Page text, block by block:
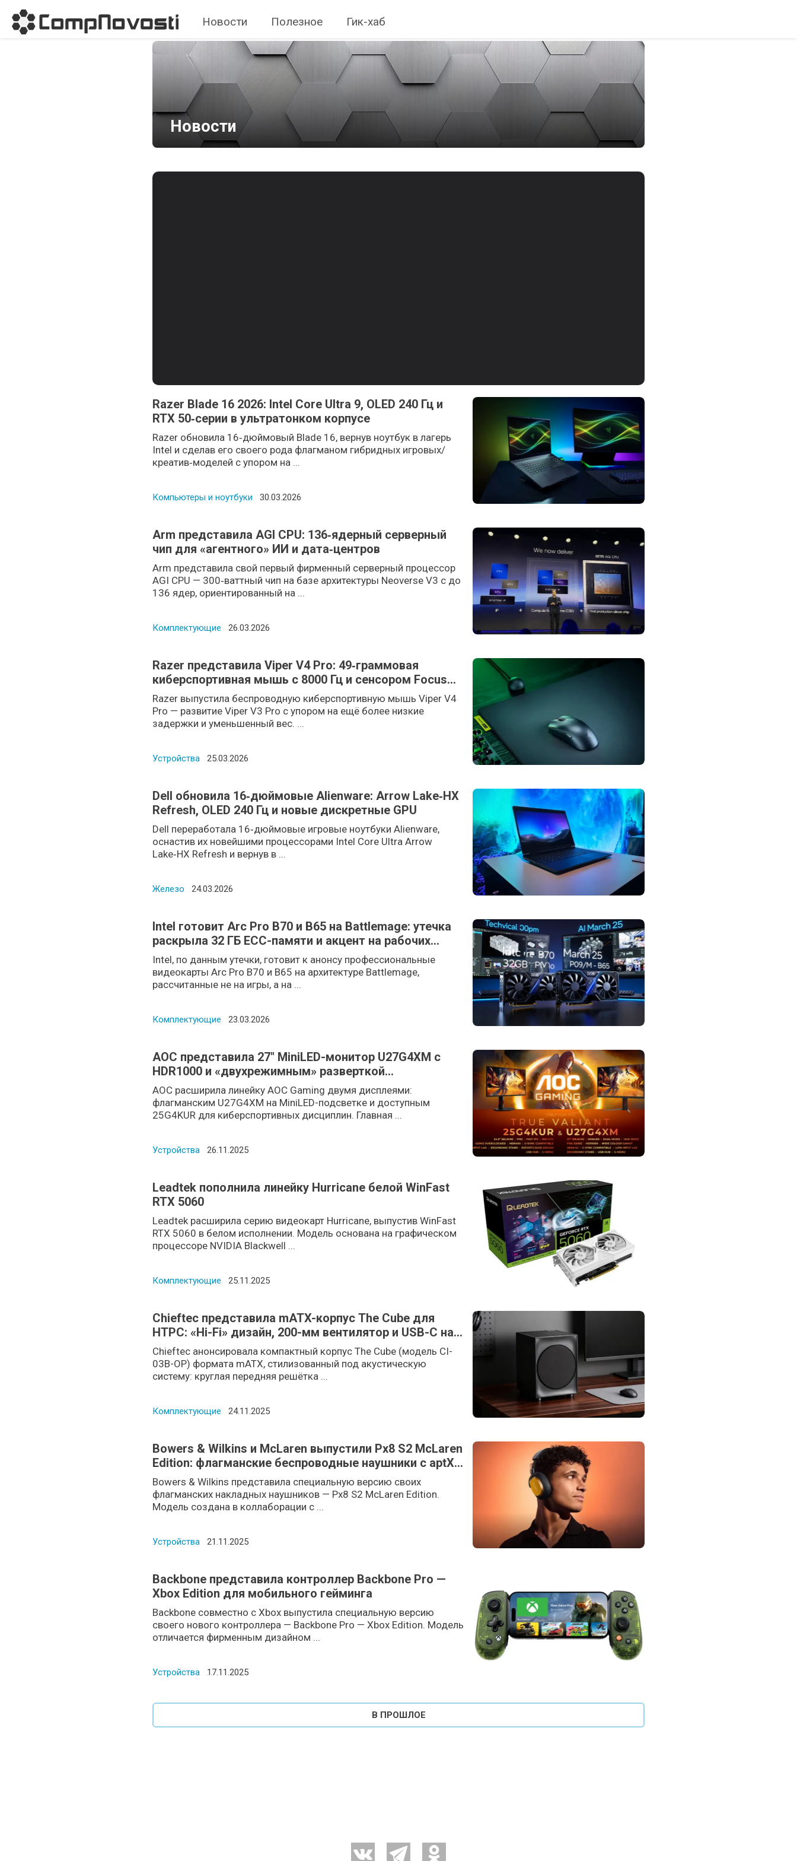
Новости Полезное Гик-хаб
Новости
Razer Blade 16 2026: Intel Core Ultra 9, OLED 240 Гц и
RTX 50‑серии в ультратонком корпусе
Razer обновила 16‑дюймовый Blade 16, вернув ноутбук в лагерь
Intel и сделав его своего рода флагманом гибридных игровых/
креатив‑моделей с упором на ...
Компьютеры и ноутбуки Posted on
30.03.2026
Arm представила AGI CPU: 136‑ядерный серверный
чип для «агентного» ИИ и дата‑центров
Arm представила свой первый фирменный серверный процессор
AGI CPU — 300‑ваттный чип на базе архитектуры Neoverse V3 с до
136 ядер, ориентированный на ...
Комплектующие Posted on
26.03.2026
Razer представила Viper V4 Pro: 49‑граммовая
киберспортивная мышь с 8000 Гц и сенсором Focus
Pro 50K
Razer выпустила беспроводную киберспортивную мышь Viper V4
Pro — развитие Viper V3 Pro с упором на ещё более низкие
задержки и уменьшенный вес. ...
Устройства Posted on
25.03.2026
Dell обновила 16‑дюймовые Alienware: Arrow Lake‑HX
Refresh, OLED 240 Гц и новые дискретные GPU
Dell переработала 16‑дюймовые игровые ноутбуки Alienware,
оснастив их новейшими процессорами Intel Core Ultra Arrow
Lake‑HX Refresh и вернув в ...
Железо Posted on
24.03.2026
Intel готовит Arc Pro B70 и B65 на Battlemage: утечка
раскрыла 32 ГБ ECC-памяти и акцент на рабочих
задачах
Intel, по данным утечки, готовит к анонсу профессиональные
видеокарты Arc Pro B70 и B65 на архитектуре Battlemage,
рассчитанные не на игры, а на ...
Комплектующие Posted on
23.03.2026
AOC представила 27″ MiniLED-монитор U27G4XM с
HDR1000 и «двухрежимным» разверткой
4K160/1080p320, а также 24.5″ eSports-модель
25G4KUR на 420 Гц
AOC расширила линейку AOC Gaming двумя дисплеями:
флагманским U27G4XM на MiniLED-подсветке и доступным
25G4KUR для киберспортивных дисциплин. Главная ...
Устройства Posted on
26.11.2025
Leadtek пополнила линейку Hurricane белой WinFast
RTX 5060
Leadtek расширила серию видеокарт Hurricane, выпустив WinFast
RTX 5060 в белом исполнении. Модель основана на графическом
процессоре NVIDIA Blackwell ...
Комплектующие Posted on
25.11.2025
Chieftec представила mATX-корпус The Cube для
HTPC: «Hi-Fi» дизайн, 200-мм вентилятор и USB-C на
передней панели
Chieftec анонсировала компактный корпус The Cube (модель CI-
03B-OP) формата mATX, стилизованный под акустическую
систему: круглая передняя решётка ...
Комплектующие Posted on
24.11.2025
Bowers & Wilkins и McLaren выпустили Px8 S2 McLaren
Edition: флагманские беспроводные наушники с aptX
Lossless
Bowers & Wilkins представила специальную версию своих
флагманских накладных наушников — Px8 S2 McLaren Edition.
Модель создана в коллаборации с ...
Устройства Posted on
21.11.2025
Backbone представила контроллер Backbone Pro —
Xbox Edition для мобильного гейминга
Backbone совместно с Xbox выпустила специальную версию
своего нового контроллера — Backbone Pro — Xbox Edition. Модель
отличается фирменным дизайном ...
Устройства Posted on
17.11.2025
В ПРОШЛОЕ